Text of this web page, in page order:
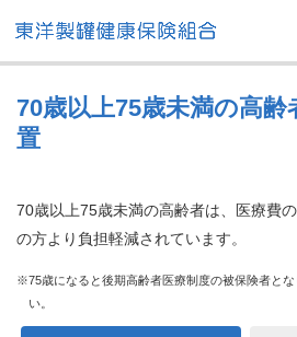
の
し
み
70歳以上75歳未満の高齢
置
70歳以上75歳未満の高齢者は、医療費
の方より負担軽減されています。
※75歳になると後期高齢者医療制度の被保険者とな
い。